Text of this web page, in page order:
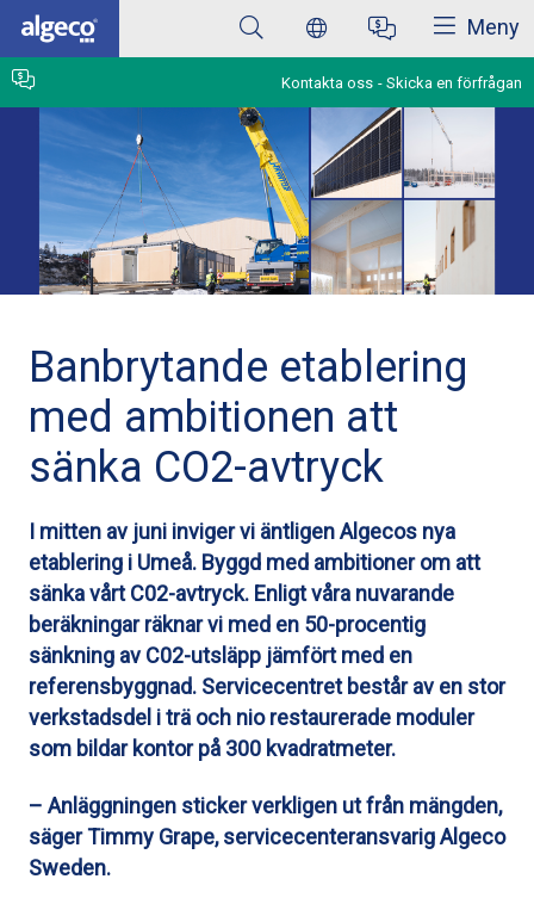
Hoppa
huvudinnehåll
Meny
Kontakta oss Skicka en förfrågan
Banbrytande etablering
med ambitionen att
sänka CO2-avtryck
I mitten av juni inviger vi äntligen Algecos nya
etablering i Umeå. Byggd med ambitioner om att
sänka vårt C02-avtryck. Enligt våra nuvarande
beräkningar räknar vi med en 50-procentig
sänkning av C02-utsläpp jämfört med en
referensbyggnad. Servicecentret består av en stor
verkstadsdel i trä och nio restaurerade moduler
som bildar kontor på 300 kvadratmeter.
– Anläggningen sticker verkligen ut från mängden,
säger Timmy Grape, servicecenteransvarig Algeco
Sweden.